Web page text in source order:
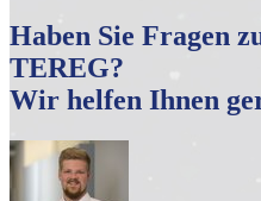
Haben Sie Fragen
TEREG?
Wir helfen Ihnen